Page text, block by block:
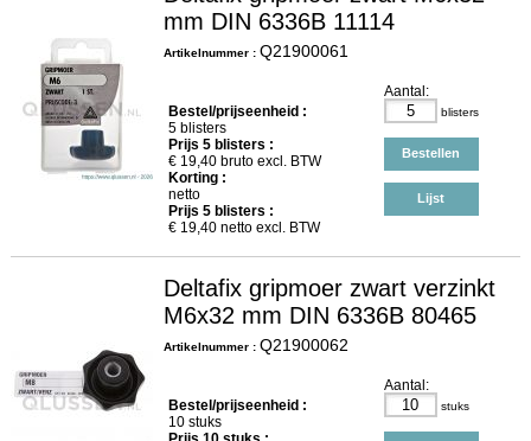
mm DIN 6336B 11114
Artikelnummer : Q21900061
Bestel/prijseenheid :
5 blisters
Prijs 5blisters :
€ 19,40bruto excl. BTW
Korting :
netto
Prijs 5blisters :
€ 19,40netto excl. BTW
Aantal:
blisters
Bestellen
Lijst
Deltafix gripmoer zwart verzinkt
M6x32 mm DIN 6336B 80465
Artikelnummer : Q21900062
Bestel/prijseenheid :
10 stuks
Aantal:
stuks